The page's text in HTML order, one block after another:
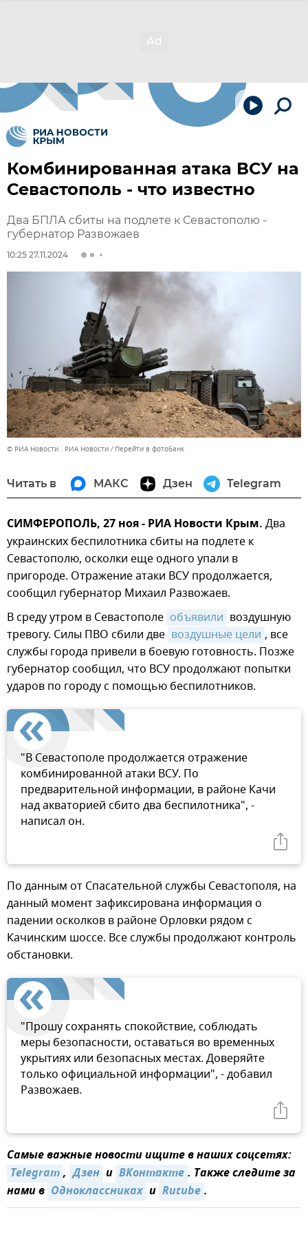
Комбинированная атака ВСУ на
Севастополь - что известно
Два БПЛА сбиты на подлете к Севастополю -
губернатор Развожаев
10:25 27.11.2024
© РИА Новости . РИА Новости Перейти в фотобанк
Читать в МАКС Дзен Telegram
СИМФЕРОПОЛЬ, 27 ноя - РИА Новости Крым. Два
украинских беспилотника сбиты на подлете к
Севастополю, осколки еще одного упали в
пригороде. Отражение атаки ВСУ продолжается,
сообщил губернатор Михаил Развожаев.
В среду утром в Севастополе объявили воздушную
тревогу. Силы ПВО сбили две воздушные цели , все
службы города привели в боевую готовность. Позже
губернатор сообщил, что ВСУ продолжают попытки
ударов по городу с помощью беспилотников.
"В Севастополе продолжается отражение
комбинированной атаки ВСУ. По
предварительной информации, в районе Качи
над акваторией сбито два беспилотника", -
написал он.
По данным от Спасательной службы Севастополя, на
данный момент зафиксирована информация о
падении осколков в районе Орловки рядом с
Качинским шоссе. Все службы продолжают контроль
обстановки.
"️Прошу сохранять спокойствие, соблюдать
меры безопасности, оставаться во временных
укрытиях или безопасных местах. Доверяйте
только официальной информации", - добавил
Развожаев.
Самые важные новости ищите в наших соцсетях:
Telegram, Дзен и ВКонтакте. Также следите за
нами в Одноклассниках и Rutube.